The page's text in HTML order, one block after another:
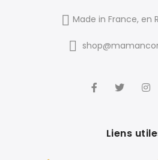
Made in France, en
Liens